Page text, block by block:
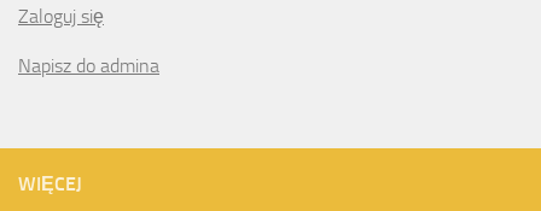
Zaloguj się
Napisz do admina
WIĘCEJ